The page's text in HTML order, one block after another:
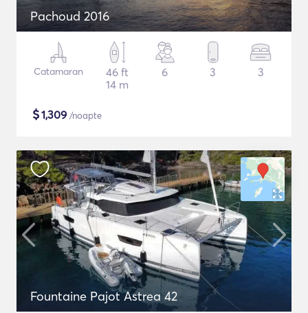
Pachoud 2016
Catamaran
46 ft
14 m
6 3 3
$1,309 /noapte
Fountaine Pajot Astrea 42